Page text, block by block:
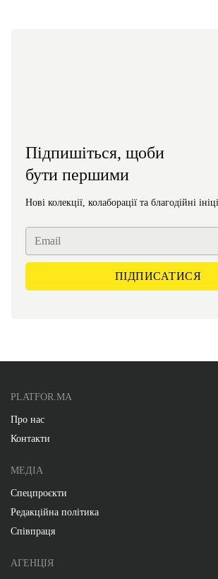
Підпишіться, щоби
бути першими
Нові колекції, колаборації та благодійні
PLATFOR.MA
Про нас
Контакти
МЕДІА
Спецпроєкти
Редакційна політика
Співпраця
АГЕНЦІЯ